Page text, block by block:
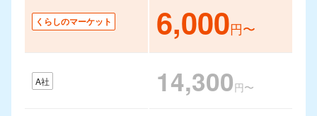
くらしのマーケット 6,000円〜
A社 14,300円〜